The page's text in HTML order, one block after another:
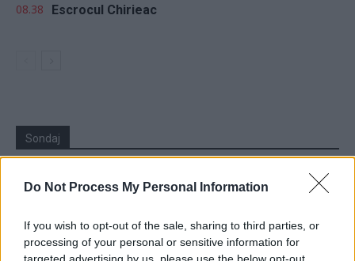
Do Not Process My Personal Information
If you wish to opt-out of the sale, sharing to third parties, or
processing of your personal or sensitive information for
08.38 Escrocul Chirieac
Sondaj
loc duminica viitoare?
USR
PNL